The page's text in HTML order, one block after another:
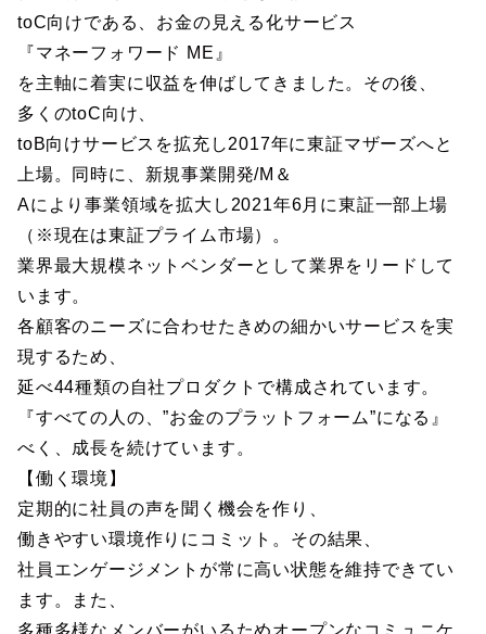
toC向けである、お金の見える化サービス
『マネーフォワード ME』
を主軸に着実に収益を伸ばしてきました。その後、
多くのtoC向け、
toB向けサービスを拡充し2017年に東証マザーズへと
上場。同時に、新規事業開発/M＆
Aにより事業領域を拡大し2021年6月に東証一部上場
（※現在は東証プライム市場）。
業界最大規模ネットベンダーとして業界をリードして
います。
各顧客のニーズに合わせたきめの細かいサービスを実
現するため、
延べ44種類の自社プロダクトで構成されています。
『すべての人の、”お金のプラットフォーム”になる』
べく、成長を続けています。
【働く環境】
定期的に社員の声を聞く機会を作り、
働きやすい環境作りにコミット。その結果、
社員エンゲージメントが常に高い状態を維持できてい
ます。また、
多種多様なメンバーがいるためオープンなコミュニケ